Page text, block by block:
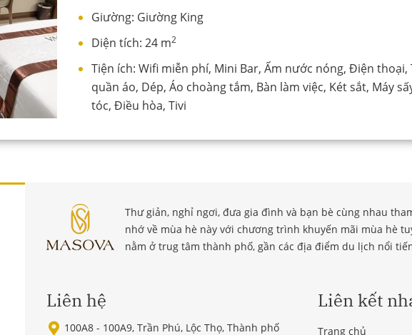
Giường: Giường King
Diện tích: 24 m2
Tiện ích: Wifi miễn phí, Mini Bar, Ấm nước nóng, Điện thoại,
quần áo, Dép, Áo choàng tắm, Bàn làm việc, Két sắt, Máy
tóc, Điều hòa, Tivi
Thư giản, nghỉ ngơi, đưa gia đình và bạn bè cùng nhau
nhớ về mùa hè này với chương trình khuyến mãi mùa hè
nằm ở trug tâm thành phố, gần các địa điểm du lịch nổi
Liên hệ
100A8 - 100A9, Trần Phú, Lộc Thọ, Thành phố
Liên kết
Trang chủ